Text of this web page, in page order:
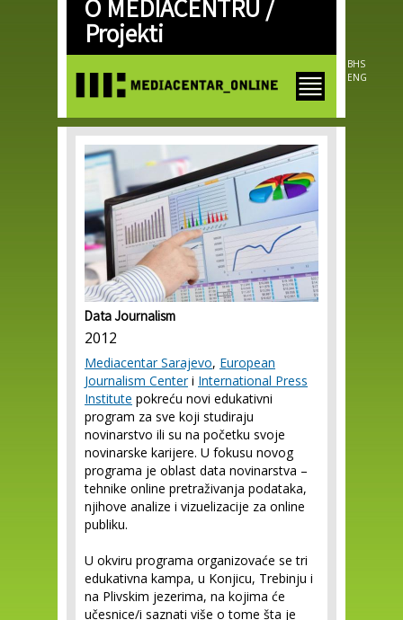
Skip to
main
content
O MEDIACENTRU /
Projekti
BHS
ENG
Data Journalism
2012
Mediacentar Sarajevo, European
Journalism Centeri International Press
Institute pokreću novi edukativni
program za sve koji studiraju
novinarstvo ili su na početku svoje
novinarske karijere. U fokusu novog
programa je oblast data novinarstva –
tehnike online pretraživanja podataka,
njihove analize i vizuelizacije za online
publiku.
U okviru programa organizovaće se tri
edukativna kampa, u Konjicu, Trebinju i
na Plivskim jezerima, na kojima će
učesnice/i saznati više o tome šta je